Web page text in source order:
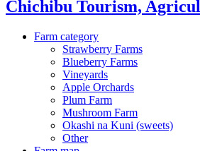
Chichibu Tourism,
Farm category
Strawberry Farms
Blueberry Farms
Vineyards
Apple Orchards
Plum Farm
Mushroom Farm
Okashi na Kuni (sweets)
Other